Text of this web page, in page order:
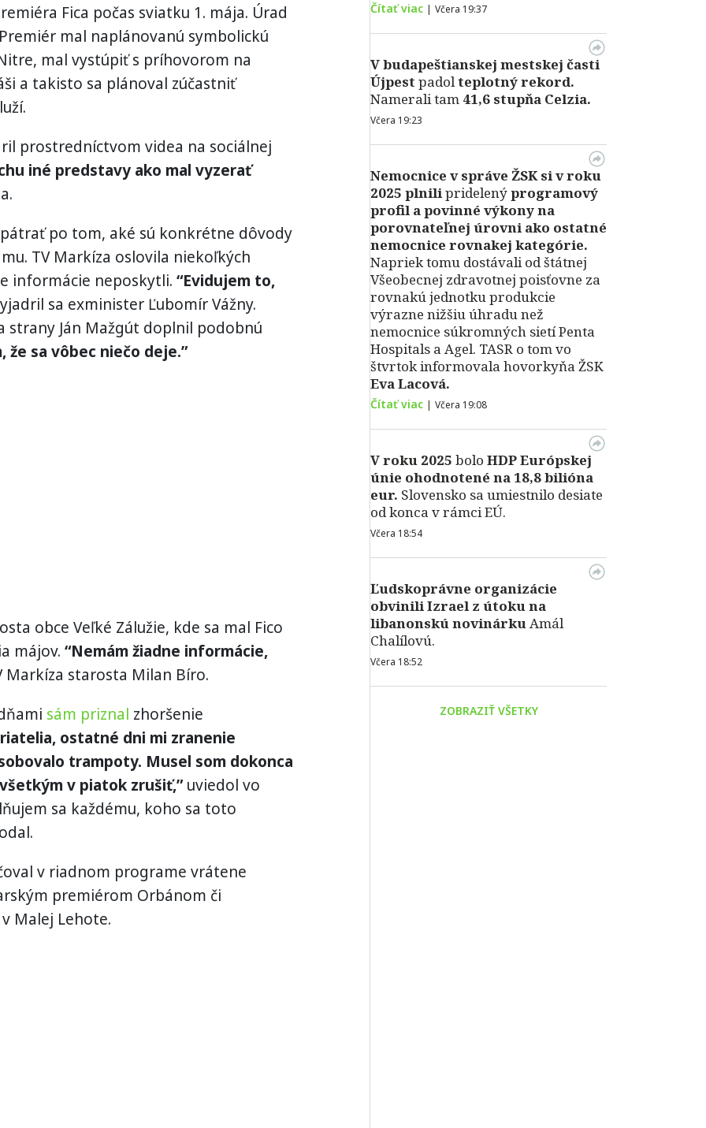
Fica počas sviatku 1. mája. Úrad
mal naplánovanú symbolickú
mal vystúpiť s príhovorom na
a takisto sa plánoval zúčastniť
prostredníctvom videa na sociálnej
iné predstavy ako mal vyzerať
po tom, aké sú konkrétne dôvody
TV Markíza oslovila niekoľkých
informácie neposkytli. “Evidujem to,
sa exminister Ľubomír Vážny.
strany Ján Mažgút doplnil podobnú
že sa vôbec niečo deje.”
obce Veľké Zálužie, kde sa mal Fico
májov. “Nemám žiadne informácie,
starosta Milan Bíro.
sám priznal zhoršenie
ostatné dni mi zranenie
trampoty. Musel som dokonca
v piatok zrušiť,”uviedol vo
sa každému, koho sa toto
v riadnom programe vrátene
premiérom Orbánom či
Malej Lehote.
Čítať viac | Včera 19:37
Vbudapeštianskej mestskej časti
Újpestpadolteplotný rekord.
Namerali tam 41,6 stupňa Celzia.
Včera 19:23
Nemocnice v správe ŽSK si v roku
2025 plnilipridelenýprogramový
profil a povinné výkony na
porovnateľnej úrovni ako ostatné
nemocnice rovnakej kategórie.
Napriek tomu dostávali od štátnej
Všeobecnej zdravotnej poisťovne za
rovnakú jednotku produkcie
výrazne nižšiu úhradu než
nemocnice súkromných sietí Penta
Hospitals a Agel. TASR o tom vo
štvrtok informovala hovorkyňa ŽSK
Eva Lacová.
Čítať viac | Včera 19:08
V roku 2025 bolo HDPEurópskej
únie ohodnotené na 18,8 bilióna
eur. Slovensko sa umiestnilo desiate
od konca v rámci EÚ.
Včera 18:54
Ľudskoprávne organizácie
obvinili Izrael z útoku na
libanonskú novinárkuAmál
Chalílovú.
Včera 18:52
ZOBRAZIŤ VŠETKY